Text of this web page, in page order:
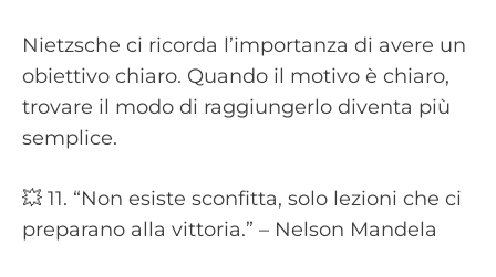
Nietzsche ci ricorda l’importanza di avere un
obiettivo chiaro. Quando il motivo è chiaro,
trovare il modo di raggiungerlo diventa più
semplice.
💥 11. “Non esiste sconfitta, solo lezioni che ci
preparano alla vittoria.” – Nelson Mandela